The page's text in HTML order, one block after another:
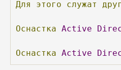
Для
этого служат
Оснастка Active
Оснастка Active